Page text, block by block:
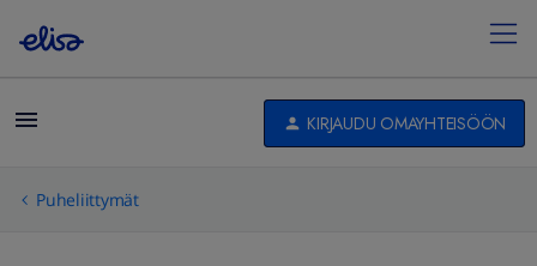
KIRJAUDU OMAYHTEISÖÖN
Puheliittymät